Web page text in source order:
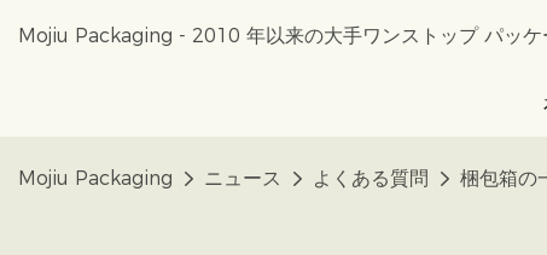
Mojiu Packaging - 2010 年以来の大手ワンストップ パッケ
Mojiu Packaging ニュース よくある質問 梱包箱の